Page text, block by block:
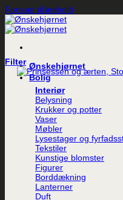
Fortsæt til indhold
Ønskehjørnet
Bolig
Interiør
Belysning
Krukker og potter
Vaser
Møbler
Lysestager og
Tekstiler
Kunstige blomster
Figurer
Borddækning
Lanterner
Duft
Filter